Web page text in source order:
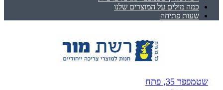
כמה מילים על המוצרים שלנו
שעות פתיחה
שטמפפר 35, פתח